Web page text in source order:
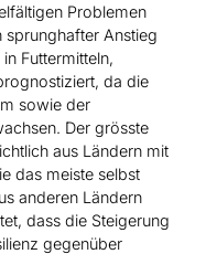
Problemen
Anstieg
Futtermitteln,
da die
sowie der
Der grösste
aus Ländern mit
das meiste selbst
anderen Ländern
dass die Steigerung
gegenüber